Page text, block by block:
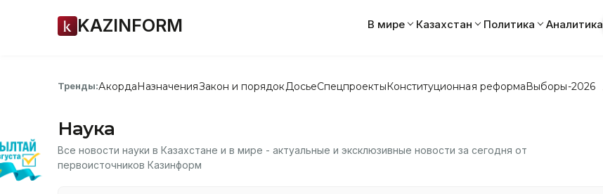
KAZINFORM В мире Казахстан Политика Аналитика
Тренды:АкордаНазначенияЗакон и порядок ДосьеСпецпроектыКонституционная реформаВыборы-2026
Наука
Все новости науки в Казахстане и в мире - актуальные и эксклюзивные новости за сегодня от
первоисточников Казинформ